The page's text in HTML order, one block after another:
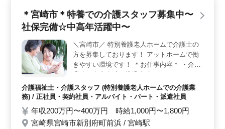
＊宮崎市＊特養での介護スタッフ募集中〜
社保完備☆中高年活躍中〜
＼宮崎市／ 特別養護老人ホームで介護士の
方を募集しております！ アットホームで働
きやすい環境です！ ＊お仕事内容＊ ・介助
エーション ・リハビリテーションサポート
・書類作成、書類整理 ・サービス利用者の
活躍中 ・交通費支給 ・社会保険完備 ・50
代、60代の採用実績あり ・マイカー通勤可
介護福祉士・介護スタッフ (特別養護老人ホームでの介護業
務) / 正社員・契約社員・アルバイト・パート・派遣社員
年収200万円〜400万円 時給1,000円〜1,800円
宮崎県宮崎市新別府町前浜 / 宮崎駅